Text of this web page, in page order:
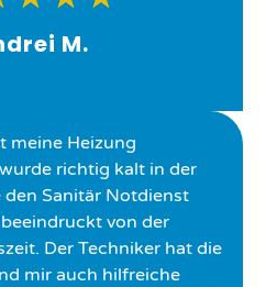
M.
meine Heizung
richtig kalt in der
Sanitär Notdienst
von der
Der Techniker hat die
mir auch hilfreiche